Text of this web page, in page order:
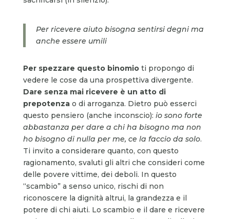
Per ricevere aiuto bisogna sentirsi degni ma
anche essere umili
Per spezzare questo binomioti propongo di
vedere le cose da una prospettiva divergente.
Dare senza mai ricevere è un atto di
prepotenzao di arroganza. Dietro può esserci
questo pensiero (anche inconscio): io sono forte
abbastanza per dare a chi ha bisogno ma non
ho bisogno di nulla per me, ce la faccio da solo.
Ti invito a considerare quanto, con questo
ragionamento, svaluti gli altri che consideri come
delle povere vittime, dei deboli. In questo
“scambio” a senso unico, rischi di non
riconoscere la dignità altrui, la grandezza e il
potere di chi aiuti. Lo scambio e il dare e ricevere